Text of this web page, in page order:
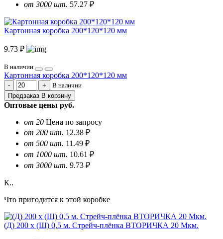
от 3000 шт. 57.27 ₽
Картонная коробка 200*120*120 мм
9.73 ₽
В наличии
Картонная коробка 200*120*120 мм
В наличии
Предзаказ В корзину
Оптовые цены руб.
от 20 Цена по запросу
от 200 шт. 12.38 ₽
от 500 шт. 11.49 ₽
от 1000 шт. 10.61 ₽
от 3000 шт. 9.73 ₽
К..
Что пригодится к этой коробке
(Д) 200 х (Ш) 0,5 м. Стрейч-плёнка ВТОРИЧКА 20 Мкм.